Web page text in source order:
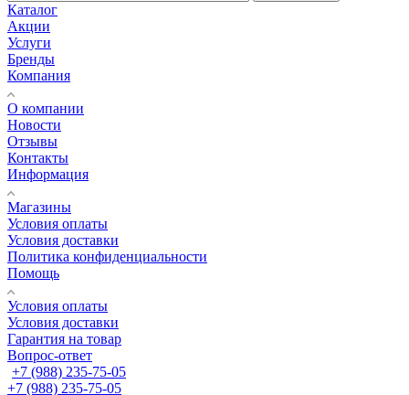
Каталог
Акции
Услуги
Бренды
Компания
О компании
Новости
Отзывы
Контакты
Информация
Магазины
Условия оплаты
Условия доставки
Политика конфиденциальности
Помощь
Условия оплаты
Условия доставки
Гарантия на товар
Вопрос-ответ
+7 (988) 235-75-05
+7 (988) 235-75-05